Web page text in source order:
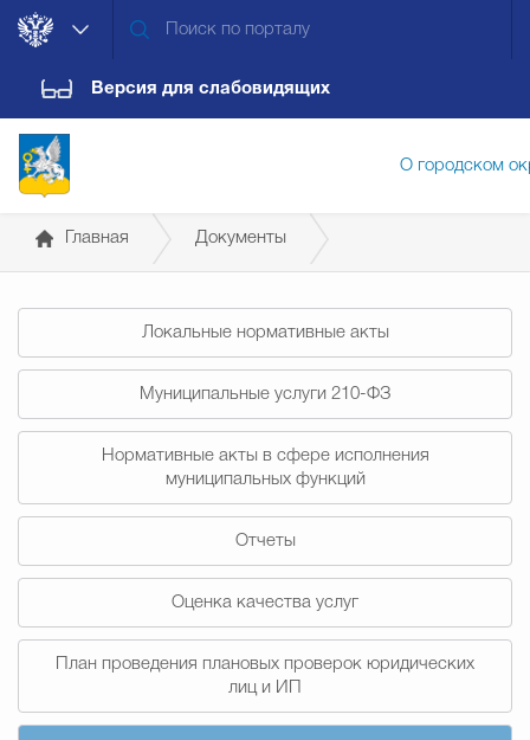
Версия для слабовидящих
О городском
Дума городского округа
Новости Обращения граждан
Противодействие
Главная Документы
Локальные нормативные акты
Муниципальные услуги 210-ФЗ
Нормативные акты в сфере исполнения
муниципальных функций
Отчеты
Оценка качества услуг
План проведения плановых проверок юридических
лиц и ИП